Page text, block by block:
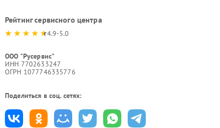
Рейтинг сервисного центра
4.9-5.0
ООО "Русервис"
ИНН 7702633247
ОГРН 1077746335776
Поделиться в соц. сетях: